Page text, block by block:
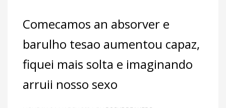
Category: devrais-je sortir avec une
Comecamos an absorver e
barulho tesao aumentou capaz,
fiquei mais solta e imaginando
arruii nosso sexo